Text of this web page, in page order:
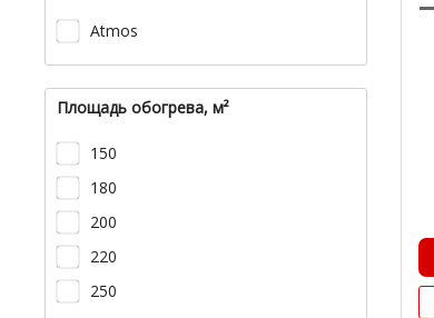
Atmos
Площадь обогрева, м²
150
180
200
220
250